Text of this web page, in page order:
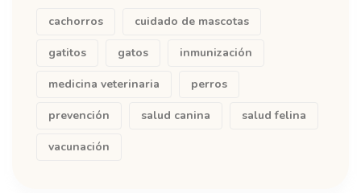
cachorros cuidado de mascotas
gatitos gatos inmunización
medicina veterinaria perros
prevención salud canina salud felina
vacunación